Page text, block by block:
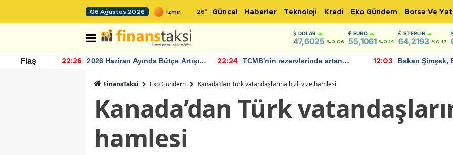
06 Ağustos 2026 26° Güncel Haberler Teknoloji Kredi Eko Gündem Borsa Ve
DOLAR
47,6025 %0.06
EURO
55,1061 %0.14
STERLIN
64,2193 %0.17
Flaş 22:26
2026 Haziran Ayında Bütçe Artışı
22:24
TCMB'nin rezervlerinde artan
12:03
Bakan Şimşek,
FinansTaksi Eko Gündem Kanada’dan Türk vatandaşlarına hızlı vize hamlesi
Kanada’dan Türk
hamlesi